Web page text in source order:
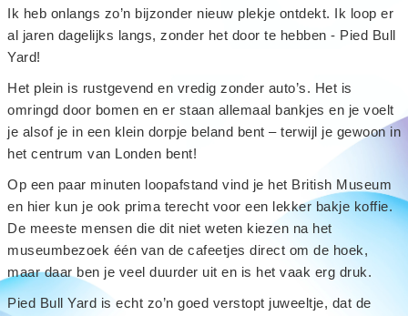
Ik heb onlangs zo’n bijzonder nieuw plekje ontdekt. Ik loop er
al jaren dagelijks langs, zonder het door te hebben - Pied Bull
Yard!
Het plein is rustgevend en vredig zonder auto’s. Het is
omringd door bomen en er staan allemaal bankjes en je voelt
je alsof je in een klein dorpje beland bent – terwijl je gewoon in
het centrum van Londen bent!
Op een paar minuten loopafstand vind je het British Museum
en hier kun je ook prima terecht voor een lekker bakje koffie.
De meeste mensen die dit niet weten kiezen na het
museumbezoek één van de cafeetjes direct om de hoek,
maar daar ben je veel duurder uit en is het vaak erg druk.
Pied Bull Yard is echt zo’n goed verstopt juweeltje, dat de